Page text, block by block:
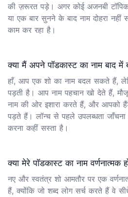
की ज़रूरत पड़े। अगर कोई अजनबी
या एक बार सुनने के बाद नाम दोहरा
काम कर रहा है।
क्या मैं अपने पॉडकास्ट का नाम बाद
हाँ, आप एक शो का नाम बदल सकते हैं,
पड़ती है। आप नाम पहचान खो देते हैं,
नाम की ओर इशारा करते हैं, और आपको
पड़ते हैं। लॉन्च से पहले उपलब्धता
करना कहीं सस्ता है।
क्या मेरे पॉडकास्ट का नाम वर्णनात्मक
नए और स्वतंत्र शो आमतौर पर एक
हैं, क्योंकि जो शब्द लोग सर्च करते हैं वे